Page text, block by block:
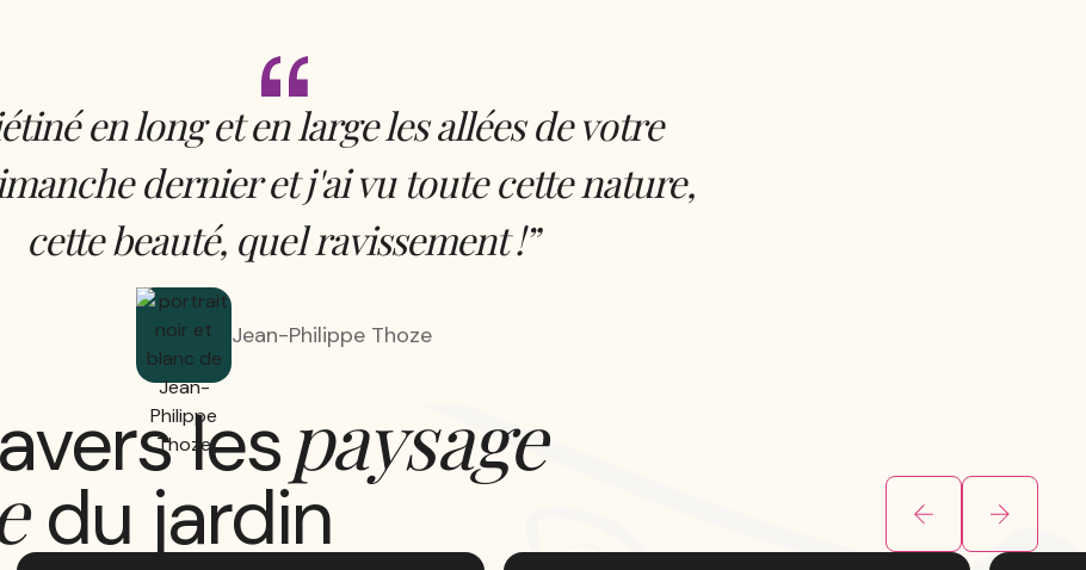
en long et en large les allées de votre
dernieret j'ai vu toute cette nature,
cette beauté, quel ravissement !”
Jean-Philippe Thoze
lespaysage
du jardin